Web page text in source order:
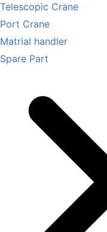
Telescopic Crane
Port Crane
Matrial handler
Spare Part